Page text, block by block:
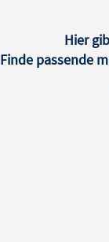
Hier
Finde passende